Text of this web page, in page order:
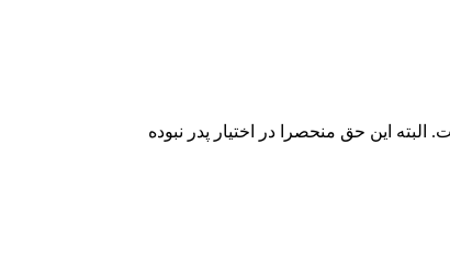
این حق منحصرا در اختیار پدر نبوده